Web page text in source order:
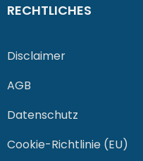
RECHTLICHES
Disclaimer
AGB
Datenschutz
Cookie-Richtlinie (EU)